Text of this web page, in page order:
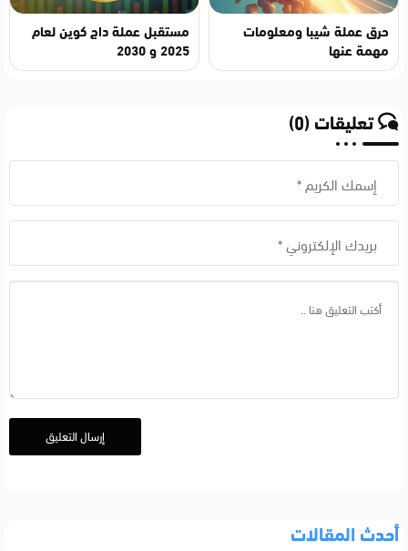
حرق عملة شيبا ومعلومات
مهمة عنها
مستقبل عملة داج كوين لعام
2025 و 2030
تعليقات (0)
أحدث المقالات